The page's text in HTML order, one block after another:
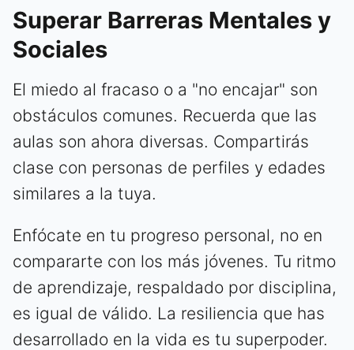
Superar Barreras Mentales y
Sociales
El miedo al fracaso o a "no encajar" son
obstáculos comunes. Recuerda que las
aulas son ahora diversas. Compartirás
clase con personas de perfiles y edades
similares a la tuya.
Enfócate en tu progreso personal, no en
compararte con los más jóvenes. Tu ritmo
de aprendizaje, respaldado por disciplina,
es igual de válido. La resiliencia que has
desarrollado en la vida es tu superpoder.